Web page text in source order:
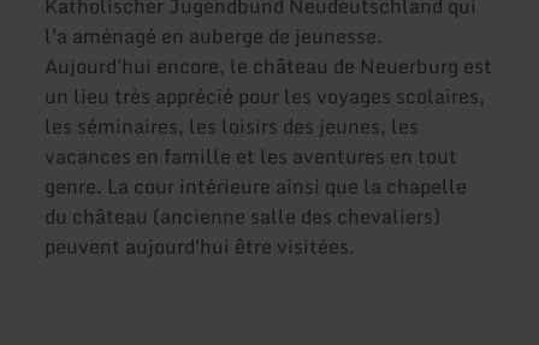
l'a aménagé en auberge de jeunesse.
Aujourd'hui encore, le château de Neuerburg est
un lieu très apprécié pour les voyages scolaires,
les séminaires, les loisirs des jeunes, les
vacances en famille et les aventures en tout
genre. La cour intérieure ainsi que la chapelle
du château (ancienne salle des chevaliers)
peuvent aujourd'hui être visitées.